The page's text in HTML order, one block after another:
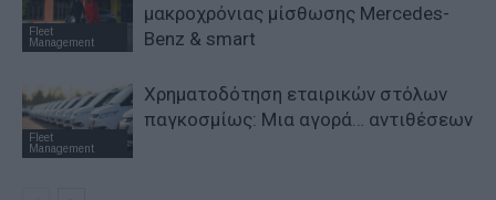
Fleet
Management
μακροχρόνιας μίσθωσης Mercedes-
Benz & smart
Fleet
Management
Χρηματοδότηση εταιρικών στόλων
παγκοσμίως: Μια αγορά… αντιθέσεων